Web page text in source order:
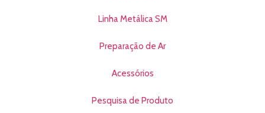
Linha Metálica SM
Preparação de Ar
Acessórios
Pesquisa de Produto